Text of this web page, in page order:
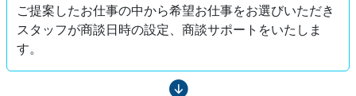
ご提案したお仕事の中から希望お仕事をお選びいただき
スタッフが商談日時の設定、商談サポートをいたしま
す。